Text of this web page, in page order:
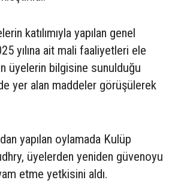
katılımıyla yapılan genel
yılına ait mali faaliyetleri ele
üyelerin bilgisine sunulduğu
yer alan maddeler görüşülerek
yapılan oylamada Kulüp
üyelerden yeniden güvenoyu
etme yetkisini aldı.